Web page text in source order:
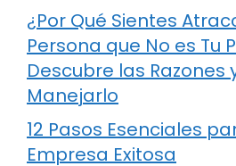
¿Por Qué Sientes
Persona que No es Tu
Descubre las Razones
Manejarlo
12 Pasos Esenciales
Empresa Exitosa